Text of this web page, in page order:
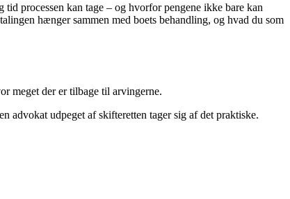
processen kan tage – og hvorfor pengene ikke bare kan
hænger sammen med boets behandling, og hvad du som
meget der er tilbage til arvingerne.
advokat udpeget af skifteretten tager sig af det praktiske.